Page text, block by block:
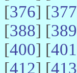
[376] [377
[388] [389
[400] [401
[412] [413